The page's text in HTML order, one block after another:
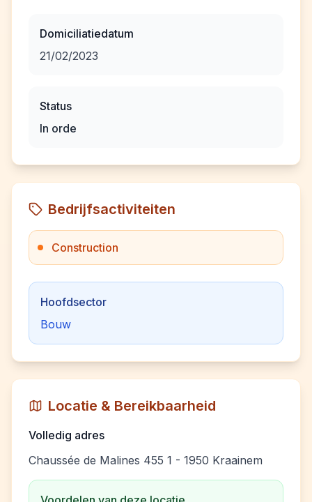
Domiciliatiedatum
21/02/2023
Status
In orde
Bedrijfsactiviteiten
Construction
Hoofdsector
Bouw
Locatie & Bereikbaarheid
Volledig adres
Chaussée de Malines 455 1 - 1950 Kraainem